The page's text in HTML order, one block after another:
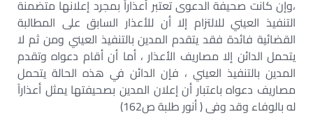
،وإن كانت صحيفة الدعوى تعتبر أعذاراً بمجرد إعلانها متضمنة
التنفيذ العيني للالتزام إلا أن للأعذار السابق على المطالبة
القضائية فائدة فقد يتقدم المدين بالتنفيذ العيني ومن ثم لا
يتحمل الدائن إلا مصاريف الأعذار ، أما أن أقام دعواه وتقدم
المدين بالتنفيذ العيني ، فإن الدائن في هذه الحالة يتحمل
مصاريف دعواه باعتبار أن إعلان المدين بصحيفتها يمثل أعذاراً
له بالوفاء وقد وفى ( أنور طلبة ص162)